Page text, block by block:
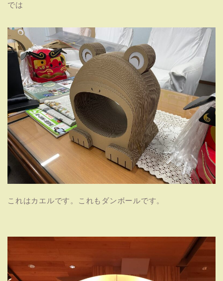
では
これはカエルです。これもダンボールです。